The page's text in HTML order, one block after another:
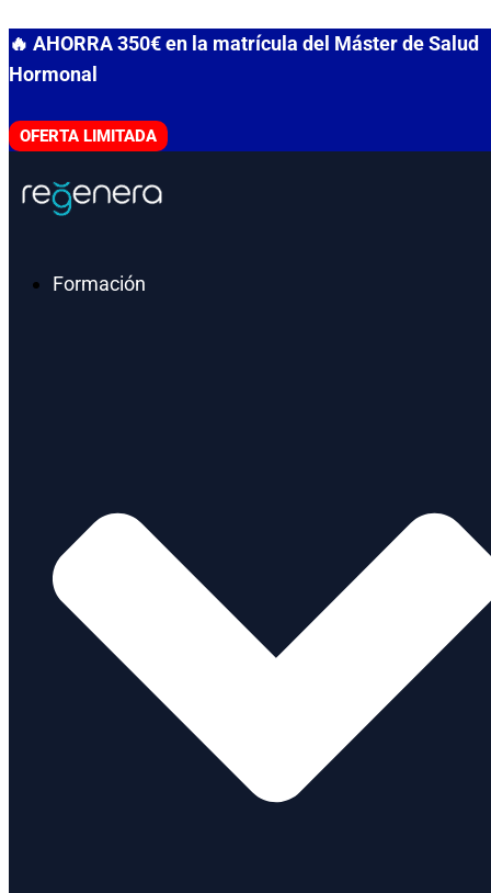
al
contenido
🔥 AHORRA 350€ en la matrícula del Máster de Salud
Hormonal
OFERTA LIMITADA
Formación